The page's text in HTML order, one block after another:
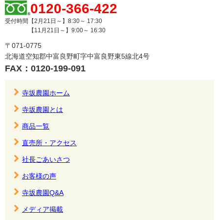
0120-366-422
受付時間【2月21日～】8:30～ 17:30
【11月21日～】9:00～ 16:30
〒071-0775
北海道空知郡中富良野町字中富良野東5線北4号
FAX：0120-199-091
寺坂農園ホーム
寺坂農園とは
商品一覧
直売所・アクセス
社長ごあいさつ
お客様の声
寺坂農園Q&A
メディア掲載